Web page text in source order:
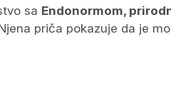
sa Endonormom,
priča pokazuje da je